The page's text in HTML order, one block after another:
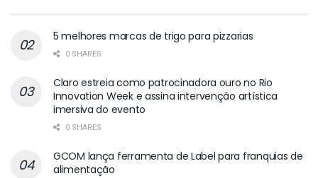
5 melhores marcas de trigo para pizzarias
0 SHARES
Claro estreia como patrocinadora ouro no Rio
Innovation Week e assina intervenção artística
imersiva do evento
0 SHARES
GCOM lança ferramenta de Label para franquias de
alimentação